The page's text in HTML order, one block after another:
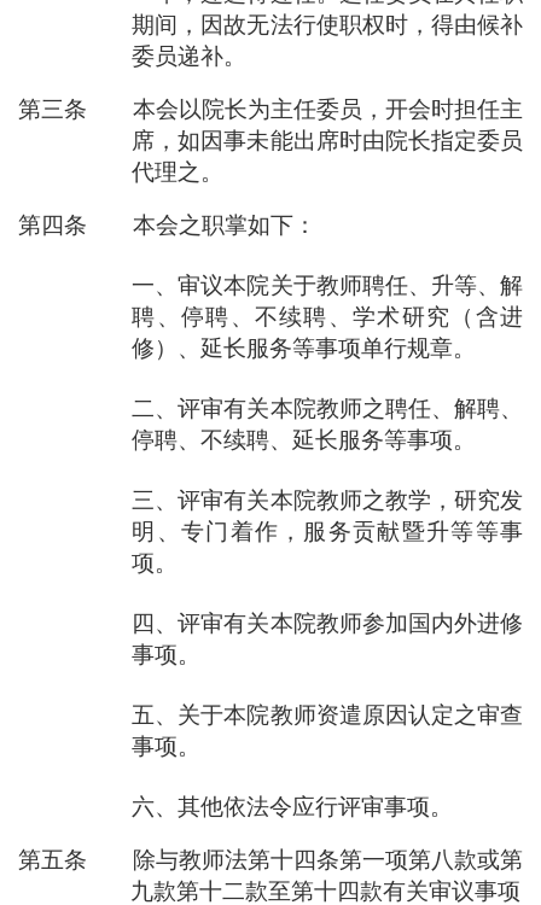
期间，因故无法行使职权时，得由候补
委员递补。
第三条 本会以院长为主任委员，开会时担任主
席，如因事未能出席时由院长指定委员
代理之。
第四条 本会之职掌如下：
一、审议本院关于教师聘任、升等、解
聘、停聘、不续聘、学术研究（含进
修）、延长服务等事项单行规章。
二、评审有关本院教师之聘任、解聘、
停聘、不续聘、延长服务等事项。
三、评审有关本院教师之教学，研究发
明、专门着作，服务贡献暨升等等事
项。
四、评审有关本院教师参加国内外进修
事项。
五、关于本院教师资遣原因认定之审查
事项。
六、其他依法令应行评审事项。
第五条 除与教师法第十四条第一项第八款或第
九款第十二款至第十四款有关审议事项